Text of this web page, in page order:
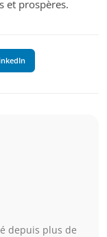
et prospères.
depuis plus de